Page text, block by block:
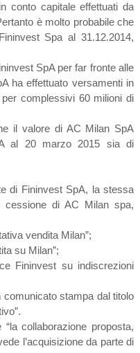
conto capitale effettuati da
è molto probabile che
Spa al 31.12.2014,
SpA per far fronte alle
ha effettuato versamenti in
complessivi 60 milioni di
il valore di AC Milan SpA
al 20 marzo 2015 sia di
di Fininvest SpA, la stessa
di AC Milan spa,
vendita Milan”;
su Milan”;
Fininvest su indiscrezioni
comunicato stampa dal titolo
collaborazione proposta,
l’acquisizione da parte di